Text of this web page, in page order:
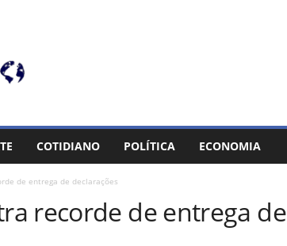
COTIDIANO POLÍTICA ECONOMIA
de entrega de declarações
recorde de entrega de